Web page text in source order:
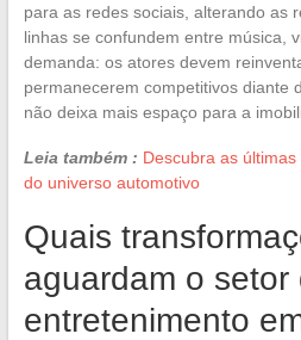
para as redes sociais, alterando as
linhas se confundem entre música,
demanda: os atores devem
permanecerem competitivos diante
não deixa mais espaço para a
Leia também : Descubra as
do universo automotivo
Quais
aguardam o setor
entretenimento